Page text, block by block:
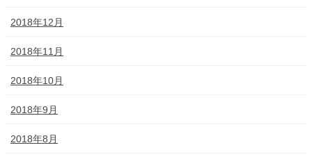
2018年12月
2018年11月
2018年10月
2018年9月
2018年8月